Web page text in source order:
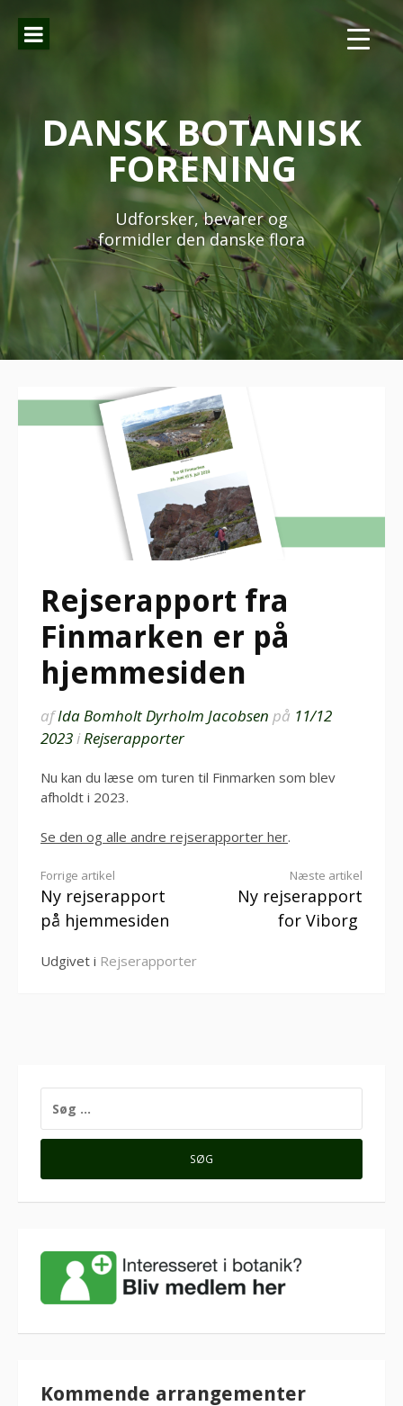
indhold
DANSK BOTANISK
FORENING
Udforsker, bevarer og
formidler den danske flora
Rejserapport fra
Finmarken er på
hjemmesiden
afIda Bomholt Dyrholm Jacobsen på 11/12
2023iRejserapporter
Nu kan du læse om turen til Finmarken som blev
afholdt i 2023.
Se den og alle andre rejserapporter her.
Læs
videre
Forrige artikel
Ny rejserapport
på hjemmesiden
Næste artikel
Ny rejserapport
for Viborg
Udgivet i Rejserapporter
EFTER:
Kommende arrangementer